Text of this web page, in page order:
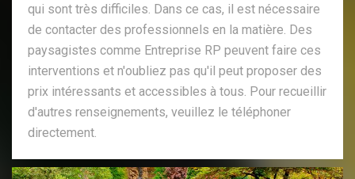
qui sont très difficiles. Dans ce cas, il est nécessaire
de contacter des professionnels en la matière. Des
paysagistes comme Entreprise RP peuvent faire ces
interventions et n'oubliez pas qu'il peut proposer des
prix intéressants et accessibles à tous. Pour recueillir
d'autres renseignements, veuillez le téléphoner
directement.